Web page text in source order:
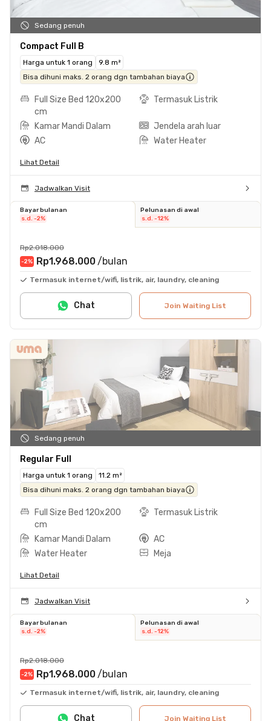
Sedang penuh
Compact Full B
Harga untuk 1 orang
9.8 m²
Bisa dihuni maks. 2 orang dgn tambahan biaya
Full Size Bed 120x200
cm
Termasuk Listrik
Kamar Mandi Dalam
Jendela arah luar
AC
Water Heater
Lihat Detail
Jadwalkan Visit
Bayar bulanan
s.d. -2%
Pelunasan di awal
s.d. -12%
Rp2.018.000
-2% Rp1.968.000 /bulan
Termasuk internet/wifi, listrik, air, laundry, cleaning
Join Waiting List
Chat
Sedang penuh
Regular Full
Harga untuk 1 orang
11.2 m²
Bisa dihuni maks. 2 orang dgn tambahan biaya
Full Size Bed 120x200
cm
Termasuk Listrik
Kamar Mandi Dalam
AC
Water Heater
Meja
Lihat Detail
Jadwalkan Visit
Bayar bulanan
s.d. -2%
Pelunasan di awal
s.d. -12%
Rp2.018.000
-2% Rp1.968.000 /bulan
Termasuk internet/wifi, listrik, air, laundry, cleaning
Join Waiting List
Chat